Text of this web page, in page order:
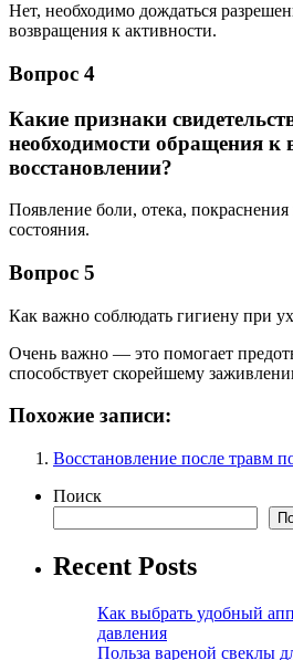
Нет, необходимо дождаться
возвращения к активности.
Вопрос 4
Какие признаки
необходимости обращения к
восстановлении?
Появление боли, отека,
состояния.
Вопрос 5
Как важно соблюдать гигиену при
Очень важно — это помогает
способствует скорейшему
Похожие записи:
Восстановление после травм
Поиск
Recent Posts
Как выбрать удобный
давления
Польза вареной свеклы